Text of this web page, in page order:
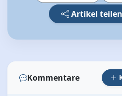
Artikel teilen
Kommentare